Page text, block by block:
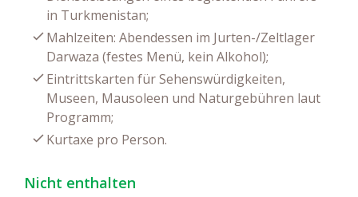
in Turkmenistan;
Mahlzeiten: Abendessen im Jurten-/Zeltlager
Darwaza (festes Menü, kein Alkohol);
Eintrittskarten für Sehenswürdigkeiten,
Museen, Mausoleen und Naturgebühren laut
Programm;
Kurtaxe pro Person.
Nicht enthalten